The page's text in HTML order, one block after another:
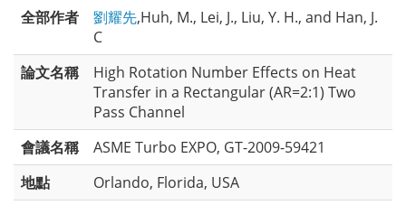
全部作者
劉耀先,Huh, M., Lei, J., Liu, Y. H., and Han, J.
C
論文名稱
High Rotation Number Effects on Heat
Transfer in a Rectangular (AR=2:1) Two
Pass Channel
會議名稱
ASME Turbo EXPO, GT-2009-59421
地點
Orlando, Florida, USA